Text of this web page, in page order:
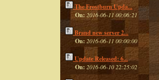
The Frostburn Upda...
On:2016-06-11 00:06:21
Brand new server 2...
On: 2016-06-11 00:00:00
Update Released: 6...
On: 2016-06-10 22:25:02